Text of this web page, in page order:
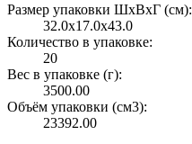
Размер упаковки ШxВxГ (см):
32.0x17.0x43.0
Количество в упаковке:
20
Вес в упаковке (г):
3500.00
Объём упаковки (см3):
23392.00